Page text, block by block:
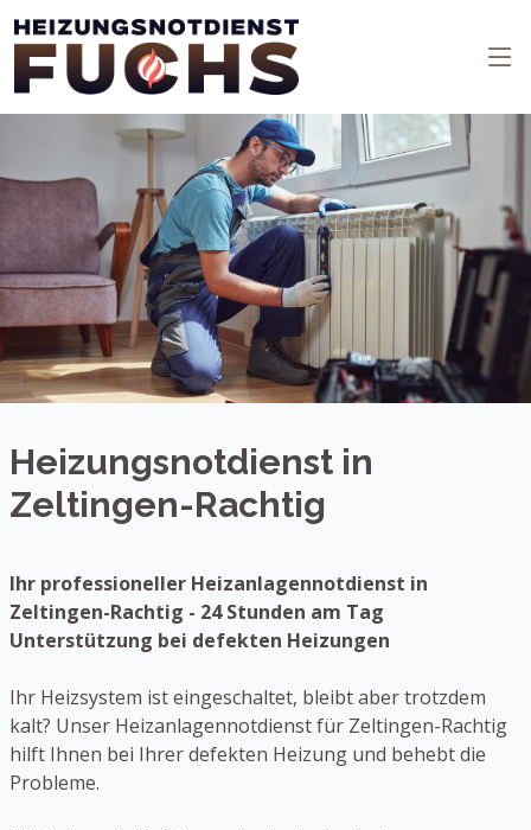
Heizungsnotdienst in
Zeltingen-Rachtig
Ihr professioneller Heizanlagennotdienst in
Zeltingen-Rachtig - 24 Stunden am Tag
Unterstützung bei defekten Heizungen
Ihr Heizsystem ist eingeschaltet, bleibt aber trotzdem
kalt? Unser Heizanlagennotdienst für Zeltingen-Rachtig
hilft Ihnen bei Ihrer defekten Heizung und behebt die
Probleme.